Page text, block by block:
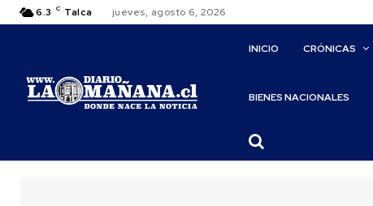
6.3 C Talca jueves, agosto 6, 2026
INICIO CRÓNICAS
BIENES NACIONALES